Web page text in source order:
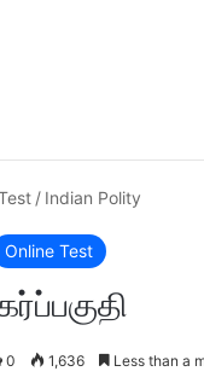
/ Indian Polity
Online Test
0 1,636 Less than a